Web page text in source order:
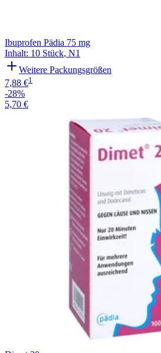
Ibuprofen Pädia 75 mg
Inhalt: 10 Stück, N1
Weitere Packungsgrößen
7,88 €1
-28%
5,70 €